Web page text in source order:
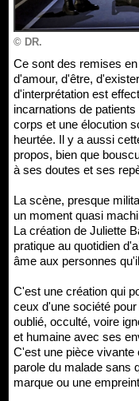
© DR.
Ce sont des remises en question personnelles, des besoins
d'amour, d'être,
d'interprétation est
incarnations de
corps et une élocution
heurtée. Il y a aussi
propos, bien que
à ses doutes et ses
La scène, presque
un moment quasi
La création de Juliette
pratique au quotidien
âme aux personnes
C'est une création qui
ceux d'une société
oublié, occulté, voire
et humaine avec ses
C'est une pièce vivante
parole du malade sans
marque ou une